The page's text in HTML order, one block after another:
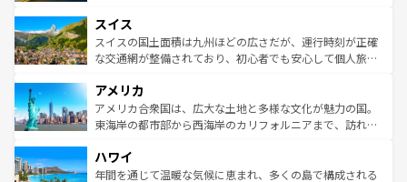
れる地方に足を運ぶとそれぞれで全く異なる文化を体験で
きるだろう。 なお、新着のフランス情報はコンテンツ一覧
を参照してほしい。
は、お酒好きな人にはぜひ体験してほしい。 なお、新着の
ドイツ情報はコンテンツ一覧を参照してほしい。
リアごとに異なる魅力がある。また、優雅なアフタヌーン
ティー、ビール好きにはたまらない英国パブ、サッカー観
戦など、本場だからこそできる体験も豊富。イギリスを旅
ンツ一覧を参照してほしい。
スイス
スイスの国土面積は九州ほどの広さだが、運行時刻が正確
な交通網が整備されており、初心者でも安心して個人旅行
の建物がそのまま残る町や、スイスならではのユニークな
博物館もあり、アルプス観光だけでなく町歩きも満喫する
ことができる。国民の所得が高いため物価も高いが、旅行
ば市内交通費無料で観光を楽しむこともできる。 なお、新
着のスイス情報はコンテンツ一覧 を参照してほしい。
アメリカ
アメリカ合衆国は、広大な土地と多様な文化が魅力の国。
東海岸の都市部から西海岸のカリフォルニアまで、訪れる
のような巨大都市は、観光、ショッピング、エンターテイ
ンメントが詰まった刺激的なスポットだ。一方、アメリカ
ハワイ
年間を通じて温暖な気候に恵まれ、多くの島で構成される